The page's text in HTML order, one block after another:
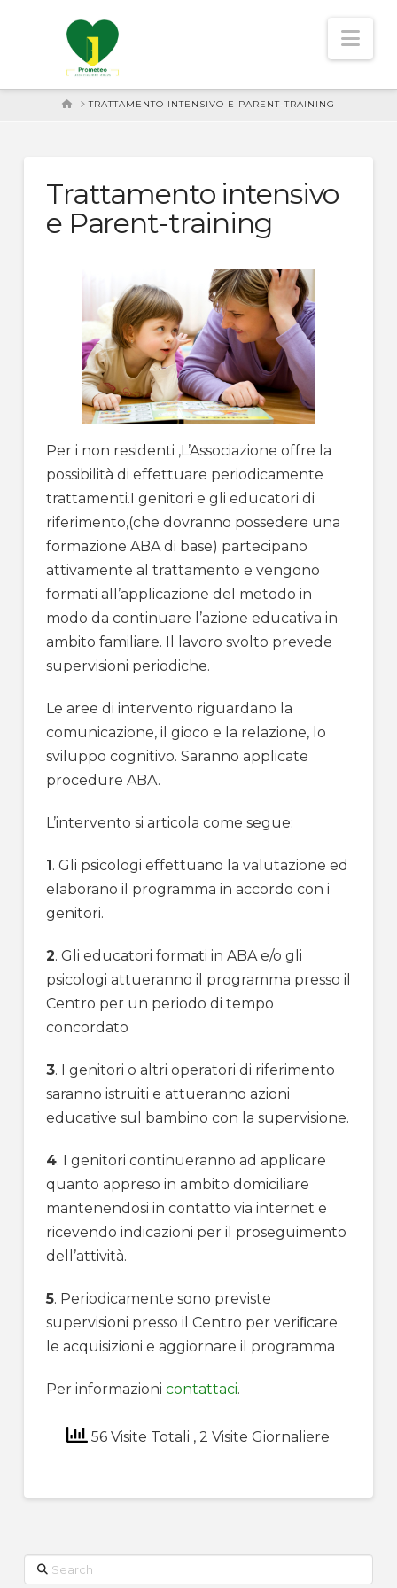
HOMETRATTAMENTO INTENSIVO E PARENT-TRAINING
Trattamento intensivo
e Parent-training
Per i non residenti ,L’Associazione offre la
possibilità di effettuare periodicamente
trattamenti.I genitori e gli educatori di
riferimento,(che dovranno possedere una
formazione ABA di base) partecipano
attivamente al trattamento e vengono
formati all’applicazione del metodo in
modo da continuare l’azione educativa in
ambito familiare. Il lavoro svolto prevede
supervisioni periodiche.
Le aree di intervento riguardano la
comunicazione, il gioco e la relazione, lo
sviluppo cognitivo. Saranno applicate
procedure ABA.
L’intervento si articola come segue:
1. Gli psicologi effettuano la valutazione ed
elaborano il programma in accordo con i
genitori.
2. Gli educatori formati in ABA e/o gli
psicologi attueranno il programma presso il
Centro per un periodo di tempo
concordato
3. I genitori o altri operatori di riferimento
saranno istruiti e attueranno azioni
educative sul bambino con la supervisione.
4. I genitori continueranno ad applicare
quanto appreso in ambito domiciliare
mantenendosi in contatto via internet e
ricevendo indicazioni per il proseguimento
dell’attività.
5. Periodicamente sono previste
supervisioni presso il Centro per veriﬁcare
le acquisizioni e aggiornare il programma
Per informazioni contattaci.
56 Visite Totali , 2 Visite Giornaliere
Search